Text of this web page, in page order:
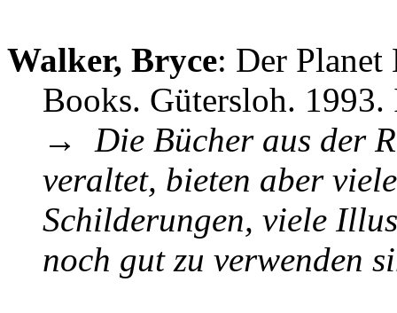
Walker, Bryce: Der
Books. Gütersloh.
→
Die Bücher aus der
veraltet, bieten aber
Schilderungen, viele
noch gut zu verwenden